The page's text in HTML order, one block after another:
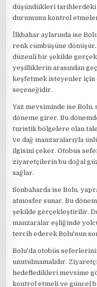
düşündükleri
durumunu kontrol
İlkbahar aylarında ise
renk cümbüşüne
düzenli bir şekilde
yeşilliklerin arasından
keşfetmek isteyenler için
seçeneğidir.
Yaz mevsiminde ise Bolu,
döneme girer. Bu
turistik bölgelere olan
ve dağ manzaralarıyla
ilgisini çeker. Otobüs
ziyaretçilerin bu doğal
sağlar.
Sonbaharda ise Bolu,
atmosfer sunar. Bu
şekilde gerçekleştirilir.
manzaralar eşliğinde
tercih ederek Bolu'nun
Bolu'da otobüs
unutulmamalıdır.
hedefledikleri mevsime
kontrol etmeli ve güncel